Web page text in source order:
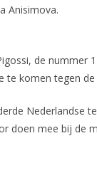
Anisimova.
de nummer
komen tegen de
Nederlandse
doen mee bij de